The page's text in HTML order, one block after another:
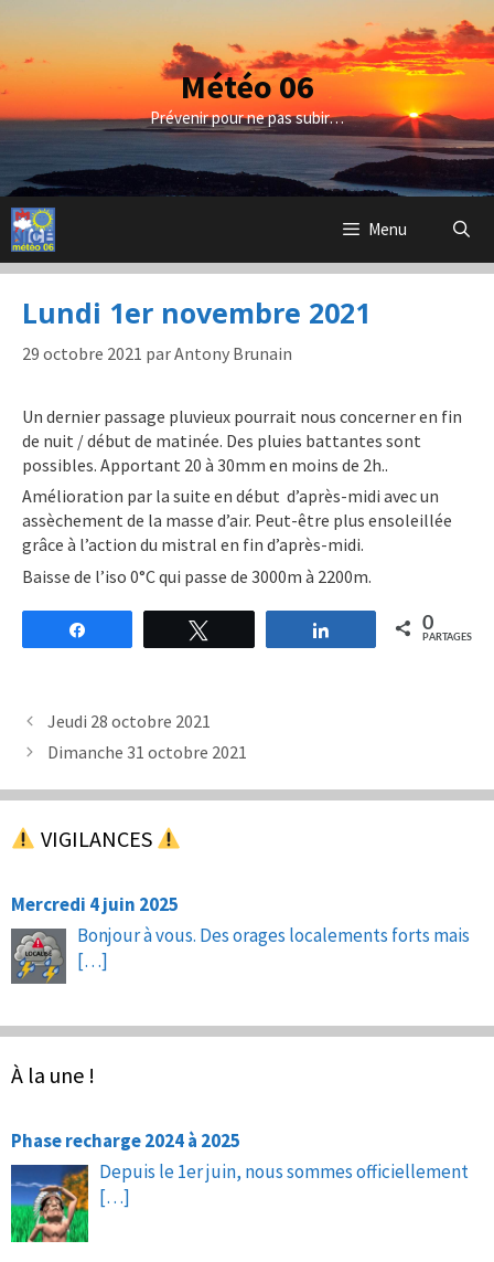
contenu
Météo 06
Prévenir pour ne pas subir…
Menu
Lundi 1er novembre 2021
29 octobre 2021 parAntony Brunain
Un dernier passage pluvieux pourrait nous concerner en fin
de nuit / début de matinée. Des pluies battantes sont
possibles. Apportant 20 à 30mm en moins de 2h..
Amélioration par la suite en début d’après-midi avec un
assèchement de la masse d’air. Peut-être plus ensoleillée
grâce à l’action du mistral en fin d’après-midi.
Baisse de l’iso 0°C qui passe de 3000m à 2200m.
Partagez 0
PARTAGES
Jeudi 28 octobre 2021
Dimanche 31 octobre 2021
VIGILANCES
Mercredi 4 juin 2025
Bonjour à vous. Des orages localements forts mais
[…]
À la une !
Phase recharge 2024 à 2025
Depuis le 1er juin, nous sommes officiellement
[…]